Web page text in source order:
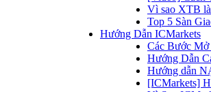
Vì sao XTB
Top 5 Sàn
Hướng Dẫn ICMarkets
Các Bước Mở
Hướng Dẫn
Hướng dẫn
[ICMarkets]